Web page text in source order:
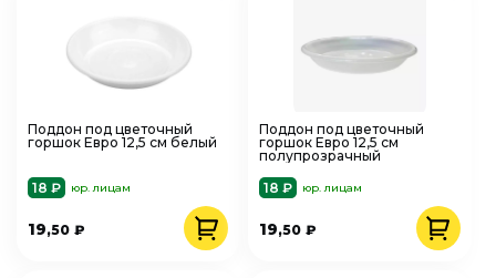
Поддон под цветочный
горшок Евро 12,5 см белый
18 ₽ юр. лицам
19,50 ₽
Поддон под цветочный
горшок Евро 12,5 см
полупрозрачный
18 ₽
юр. лицам
19,50 ₽